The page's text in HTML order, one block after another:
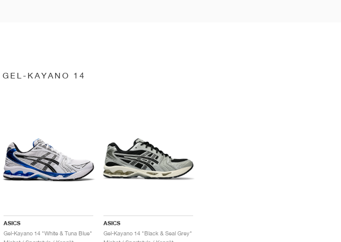
KAYANO 14
ASICS
Gel-Kayano 14 "White & Tuna Blue"
ASICS
Gel-Kayano 14 "Black & Seal Grey"